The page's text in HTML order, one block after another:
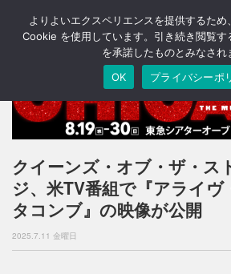
クイーンズ・オブ・ザ・ス
ジ、米TV番組で『アライヴ
タコンブ』の映像が公開
2025.7.11 金曜日
よりよいエクスペリエンスを提供するた
Cookie を使用しています。引き続き閲覧
を承諾したものとみなされ
OK
プライバシーポ